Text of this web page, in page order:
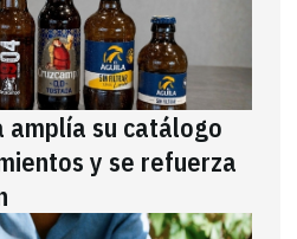
amplía su catálogo
y se refuerza